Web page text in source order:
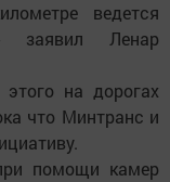
ведется
заявил Ленар
на дорогах
что Минтранс и
помощи камер